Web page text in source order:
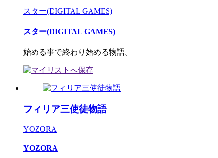
スター(DIGITAL GAMES)
スター(DIGITAL GAMES)
始める事で終わり始める物語。
フィリア三使徒物語
YOZORA
YOZORA